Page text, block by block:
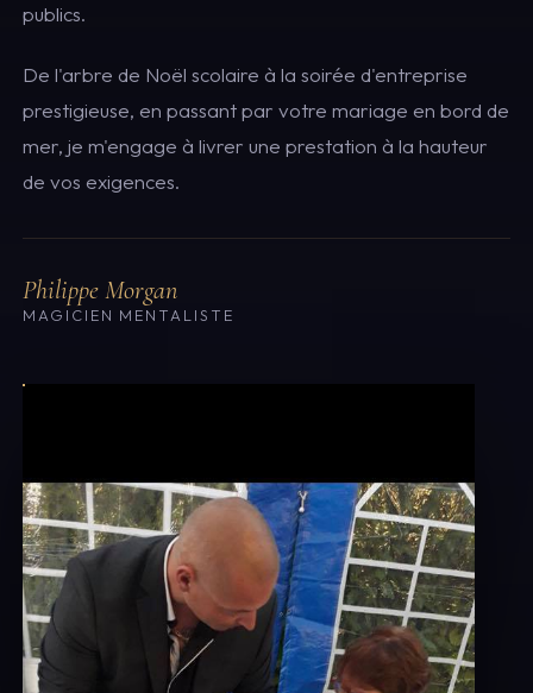
publics.
De l'arbre de Noël scolaire à la soirée d'entreprise
prestigieuse, en passant par votre mariage en bord de
mer, je m'engage à livrer une prestation à la hauteur
de vos exigences.
Philippe Morgan
MAGICIEN MENTALISTE